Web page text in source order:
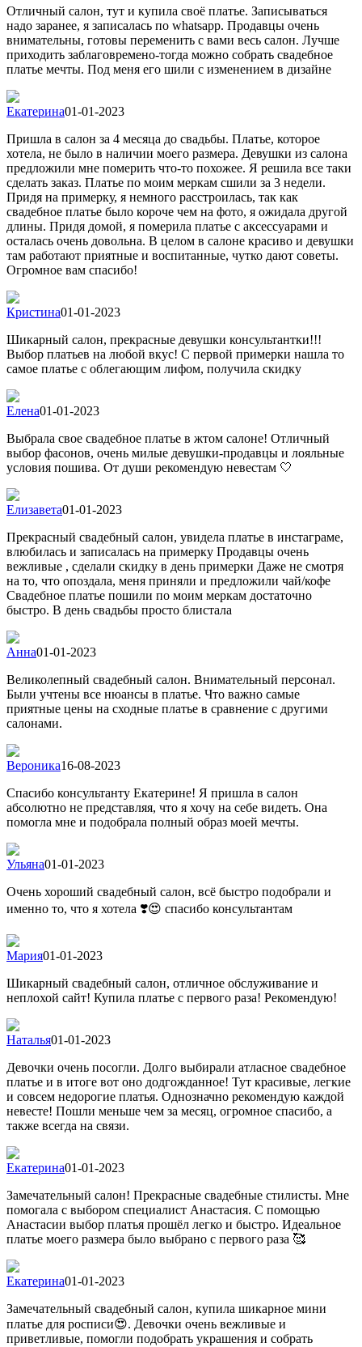
Отличный салон, тут и купила своё платье. Записываться
надо заранее, я записалась по whatsapp. Продавцы очень
внимательны, готовы переменить с вами весь салон. Лучше
приходить заблаговремено-тогда можно собрать свадебное
платье мечты. Под меня его шили с изменением в дизайне
Екатерина01-01-2023
Пришла в салон за 4 месяца до свадьбы. Платье, которое
хотела, не было в наличии моего размера. Девушки из салона
предложили мне померить что-то похожее. Я решила все таки
сделать заказ. Платье по моим меркам сшили за 3 недели.
Придя на примерку, я немного расстроилась, так как
свадебное платье было короче чем на фото, я ожидала другой
длины. Придя домой, я померила платье с аксессуарами и
осталась очень довольна. В целом в салоне красиво и девушки
там работают приятные и воспитанные, чутко дают советы.
Огромное вам спасибо!
Кристина01-01-2023
Шикарный салон, прекрасные девушки консультантки!!!
Выбор платьев на любой вкус! С первой примерки нашла то
самое платье с облегающим лифом, получила скидку
Елена01-01-2023
Выбрала свое свадебное платье в жтом салоне! Отличный
выбор фасонов, очень милые девушки-продавцы и лояльные
условия пошива. От души рекомендую невестам 🤍
Елизавета01-01-2023
Прекрасный свадебный салон, увидела платье в инстаграме,
влюбилась и записалась на примерку Продавцы очень
вежливые , сделали скидку в день примерки Даже не смотря
на то, что опоздала, меня приняли и предложили чай/кофе
Свадебное платье пошили по моим меркам достаточно
быстро. В день свадьбы просто блистала
Анна01-01-2023
Великолепный свадебный салон. Внимательный персонал.
Были учтены все нюансы в платье. Что важно самые
приятные цены на сходные платье в сравнение с другими
салонами.
Вероника16-08-2023
Спасибо консультанту Екатерине! Я пришла в салон
абсолютно не представляя, что я хочу на себе видеть. Она
помогла мне и подобрала полный образ моей мечты.
Ульяна01-01-2023
Очень хороший свадебный салон, всё быстро подобрали и
именно то, что я хотела ❣️😍 спасибо консультантам
Мария01-01-2023
Шикарный свадебный салон, отличное обслуживание и
неплохой сайт! Купила платье с первого раза! Рекомендую!
Наталья01-01-2023
Девочки очень посогли. Долго выбирали атласное свадебное
платье и в итоге вот оно додгожданное! Тут красивые, легкие
и совсем недорогие платья. Однозначно рекомендую каждой
невесте! Пошли меньше чем за месяц, огромное спасибо, а
также всегда на связи.
Екатерина01-01-2023
Замечательный салон! Прекрасные свадебные стилисты. Мне
помогала с выбором специалист Анастасия. С помощью
Анастасии выбор платья прошёл легко и быстро. Идеальное
платье моего размера было выбрано с первого раза 🥰
Екатерина01-01-2023
Замечательный свадебный салон, купила шикарное мини
платье для росписи😍. Девочки очень вежливые и
приветливые, помогли подобрать украшения и собрать